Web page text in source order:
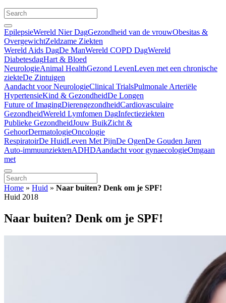
EpilepsieWereld Nier DagGezondheid van de vrouwObesitas &
OvergewichtZeldzame Ziekten
Wereld Aids DagDe ManWereld COPD DagWereld
DiabetesdagHart & Bloed
NeurologieAnimal HealthGezond LevenLeven met een chronische
ziekteDe Zintuigen
Aandacht voor NeurologieClinical TrialsPulmonale Arteriële
HypertensieKind & GezondheidDe Longen
Future of ImagingDierengezondheidCardiovasculaire
GezondheidWereld Lymfomen DagInfectieziekten
Publieke GezondheidJouw BuikZicht &
GehoorDermatologieOncologie
RespiratoirDe HuidLeven Met PijnDe OgenDe Gouden Jaren
Auto-immuunziektenADHDAandacht voor gynaecologieOmgaan
met
Home » Huid » Naar buiten? Denk om je SPF!
Huid 2018
Naar buiten? Denk om je SPF!